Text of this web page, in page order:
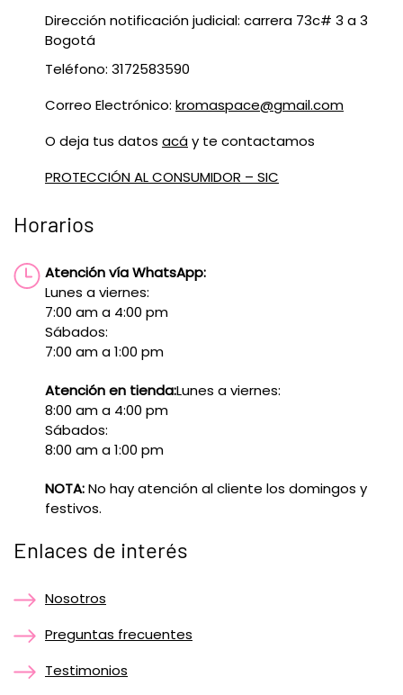
Dirección notificación judicial: carrera 73c# 3 a 3
Bogotá
Teléfono: 3172583590
Correo Electrónico: kromaspace@gmail.com
O deja tus datos acáy te contactamos
PROTECCIÓN AL CONSUMIDOR – SIC
Horarios
Atención vía WhatsApp:
Lunes a viernes:
7:00 am a 4:00 pm
Sábados:
7:00 am a 1:00 pm
Atención en tienda:Lunes a viernes:
8:00 am a 4:00 pm
Sábados:
8:00 am a 1:00 pm
NOTA:No hay atención al cliente los domingos y
festivos.
Enlaces de interés
Nosotros
Preguntas frecuentes
Testimonios